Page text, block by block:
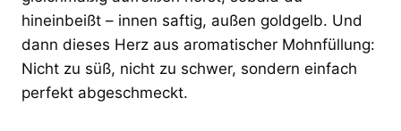
hineinbeißt – innen saftig, außen goldgelb. Und
dann dieses Herz aus aromatischer Mohnfüllung:
Nicht zu süß, nicht zu schwer, sondern einfach
perfekt abgeschmeckt.